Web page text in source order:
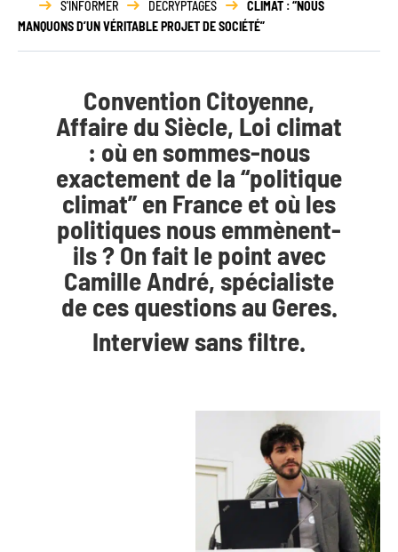
S'INFORMER DÉCRYPTAGES
CLIMAT : “NOUS
MANQUONS D’UN VÉRITABLE PROJET DE SOCIÉTÉ”
Convention Citoyenne,
Affaire du Siècle, Loi climat
: où en sommes-nous
exactement de la “politique
climat” en France et où les
politiques nous emmènent-
ils ? On fait le point avec
Camille André, spécialiste
de ces questions au Geres.
Interview sans filtre.